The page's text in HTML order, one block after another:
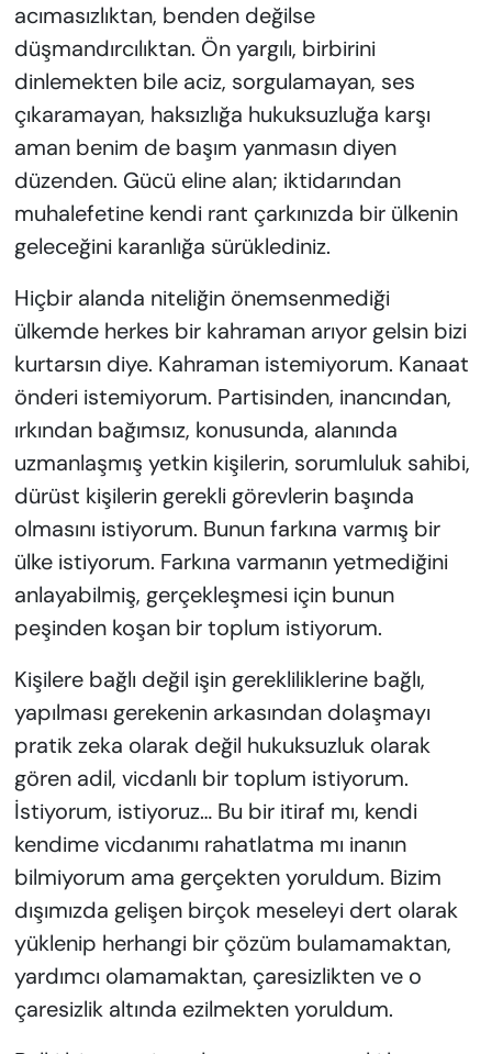
acımasızlıktan, benden değilse
düşmandırcılıktan. Ön yargılı, birbirini
dinlemekten bile aciz, sorgulamayan, ses
çıkaramayan, haksızlığa hukuksuzluğa karşı
aman benim de başım yanmasın diyen
düzenden. Gücü eline alan; iktidarından
muhalefetine kendi rant çarkınızda bir ülkenin
geleceğini karanlığa sürüklediniz.
Hiçbir alanda niteliğin önemsenmediği
ülkemde herkes bir kahraman arıyor gelsin bizi
kurtarsın diye. Kahraman istemiyorum. Kanaat
önderi istemiyorum. Partisinden, inancından,
ırkından bağımsız, konusunda, alanında
uzmanlaşmış yetkin kişilerin, sorumluluk sahibi,
dürüst kişilerin gerekli görevlerin başında
olmasını istiyorum. Bunun farkına varmış bir
ülke istiyorum. Farkına varmanın yetmediğini
anlayabilmiş, gerçekleşmesi için bunun
peşinden koşan bir toplum istiyorum.
Kişilere bağlı değil işin gerekliliklerine bağlı,
yapılması gerekenin arkasından dolaşmayı
pratik zeka olarak değil hukuksuzluk olarak
gören adil, vicdanlı bir toplum istiyorum.
İstiyorum, istiyoruz… Bu bir itiraf mı, kendi
kendime vicdanımı rahatlatma mı inanın
bilmiyorum ama gerçekten yoruldum. Bizim
dışımızda gelişen birçok meseleyi dert olarak
yüklenip herhangi bir çözüm bulamamaktan,
yardımcı olamamaktan, çaresizlikten ve o
çaresizlik altında ezilmekten yoruldum.